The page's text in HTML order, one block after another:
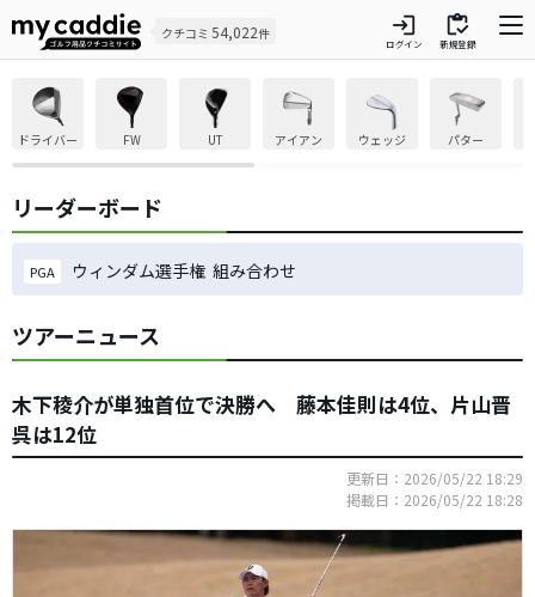
クチコミ 54,022件 login
ログイン
inventory
新規登録
ドライバー FW UT アイアン ウェッジ パター
リーダーボード
PGA ウィンダム選手権 組み合わせ
ツアーニュース
木下稜介が単独首位で決勝へ 藤本佳則は4位、片山晋
呉は12位
更新日：2026/05/22 18:29
掲載日：2026/05/22 18:28